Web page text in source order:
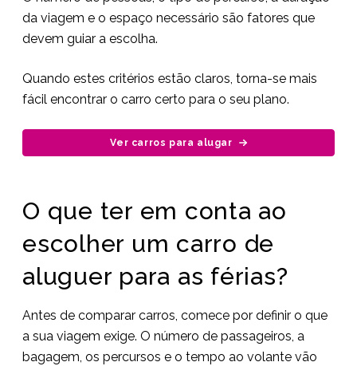
da viagem e o espaço necessário são fatores que
devem guiar a escolha.
Quando estes critérios estão claros, torna-se mais
fácil encontrar o carro certo para o seu plano.
Ver carros para alugar
O que ter em conta ao
escolher um carro de
aluguer para as férias?
Antes de comparar carros, comece por definir o que
a sua viagem exige. O número de passageiros, a
bagagem, os percursos e o tempo ao volante vão